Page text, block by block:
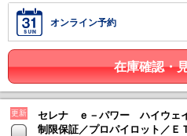
オンライン予約
在庫確認・
更新
セレナ ｅ－パワー ハイウェ
制限保証／プロパイロット／Ｅ